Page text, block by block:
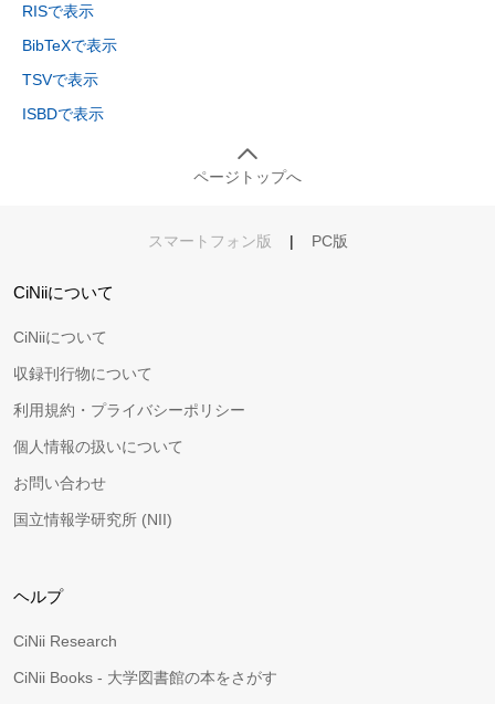
RISで表示
BibTeXで表示
TSVで表示
ISBDで表示
ページトップへ
スマートフォン版 | PC版
CiNiiについて
CiNiiについて
収録刊行物について
利用規約・プライバシーポリシー
個人情報の扱いについて
お問い合わせ
国立情報学研究所 (NII)
ヘルプ
CiNii Research
CiNii Books - 大学図書館の本をさがす